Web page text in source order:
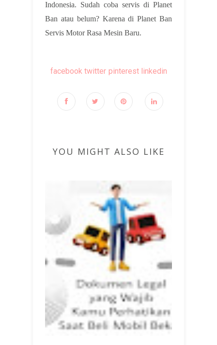
Indonesia. Sudah coba servis di Planet
Ban atau belum? Karena di Planet Ban
Servis Motor Rasa Mesin Baru.
facebook twitter pinterest linkedin
YOU MIGHT ALSO LIKE